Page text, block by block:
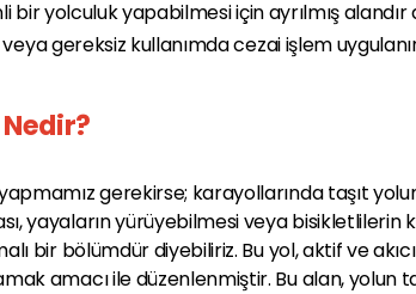
bir yolculuk yapabilmesi için ayrılmış
veya gereksiz kullanımda cezai işlem
gerekirse; karayollarında taşıt
yayaların yürüyebilmesi veya bisikletlilerin
bir bölümdür diyebiliriz. Bu yol, aktif ve
amacı ile düzenlenmiştir. Bu alan, yolun